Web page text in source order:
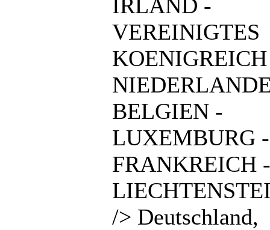
IRLAND -
VEREINIGTES
BELGIEN -
LUXEMBURG -
FRANKREICH -
/> Deutschland,